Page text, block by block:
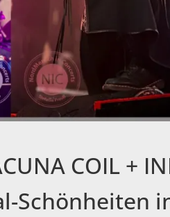
COIL +
Schönheiten